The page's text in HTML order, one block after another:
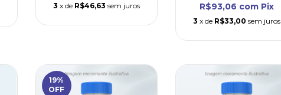
3 x de R$46,63 sem juros R$93,06 com Pix
3 x de R$33,00 sem juros
19%
OFF